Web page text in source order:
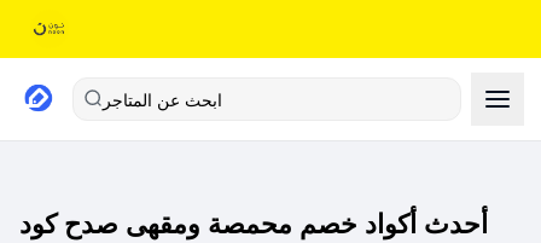
ابحث عن المتاجر
أحدث أكواد خصم محمصة ومقهى صدح كود